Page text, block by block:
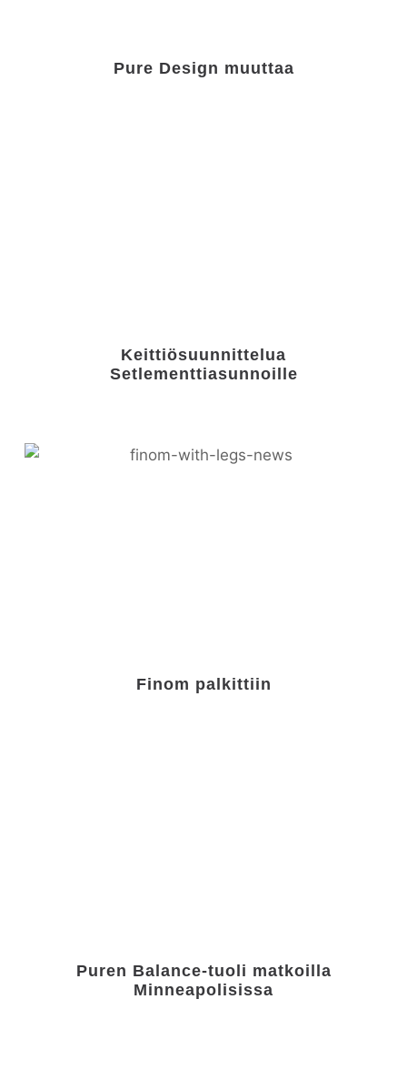
Pure Design muuttaa
Keittiösuunnittelua
Setlementtiasunnoille
Finom palkittiin
Puren Balance-tuoli matkoilla
Minneapolisissa